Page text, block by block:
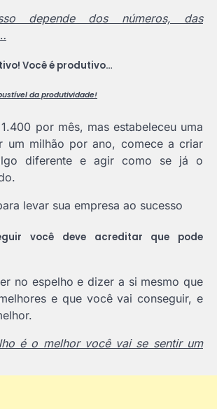
depende dos números, das
Você é produtivo…
da produtividade!
por mês, mas estabeleceu uma
um milhão por ano, comece a criar
diferente e agir como se já o
você deve acreditar que pode
no espelho e dizer a si mesmo que
e que você vai conseguir, e
é o melhor você vai se sentir um